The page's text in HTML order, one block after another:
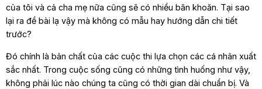
của tôi và cả cha mẹ nữa cũng sẽ có nhiều băn khoăn. Tại sao
lại ra đề bài lạ vậy mà không có mẫu hay hướng dẫn chi tiết
trước?
Đó chính là bản chất của các cuộc thi lựa chọn các cá nhân xuất
sắc nhất. Trong cuộc sống cũng có những tình huống như vậy,
không phải lúc nào chúng ta cũng có thời gian dài chuẩn bị. Và